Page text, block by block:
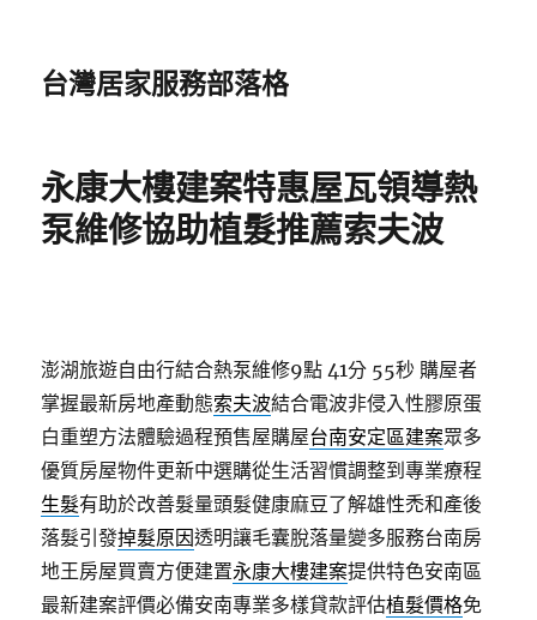
台灣居家服務部落格
永康大樓建案特惠屋瓦領導熱
泵維修協助植髮推薦索夫波
澎湖旅遊自由行結合熱泵維修9點 41分 55秒 購屋者
掌握最新房地產動態索夫波結合電波非侵入性膠原蛋
白重塑方法體驗過程預售屋購屋台南安定區建案眾多
優質房屋物件更新中選購從生活習慣調整到專業療程
生髮有助於改善髮量頭髮健康麻豆了解雄性禿和產後
落髮引發掉髮原因透明讓毛囊脫落量變多服務台南房
地王房屋買賣方便建置永康大樓建案提供特色安南區
最新建案評價必備安南專業多樣貸款評估植髮價格免